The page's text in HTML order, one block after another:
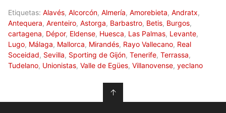
Etiquetas: Alavés, Alcorcón, Almería, Amorebieta, Andratx,
Antequera, Arenteiro, Astorga, Barbastro, Betis, Burgos,
cartagena, Dépor, Eldense, Huesca, Las Palmas, Levante,
Lugo, Málaga, Mallorca, Mirandés, Rayo Vallecano, Real
Soceidad, Sevilla, Sporting de Gijón, Tenerife, Terrassa,
Tudelano, Unionistas, Valle de Egües, Villanovense, yeclano
↑